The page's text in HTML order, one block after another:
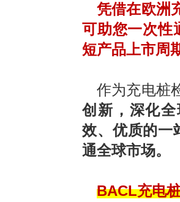
凭借在欧洲
可助您一次性
短产品上市周
作为充电桩
创新，深化
效、优质的一
通全球市场。
BACL充电